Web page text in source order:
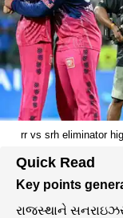
rr vs srh eliminator
Quick Read
Key points
રાજસ્થાને